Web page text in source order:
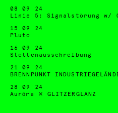
08 09 24
Linie 5: Signalstörung w/
15 09 24
Pluto
16 09 24
Stellenausschreibung
21 09 24
BRENNPUNKT
28 09 24
Aurōra ✕ GLITZERGLANZ